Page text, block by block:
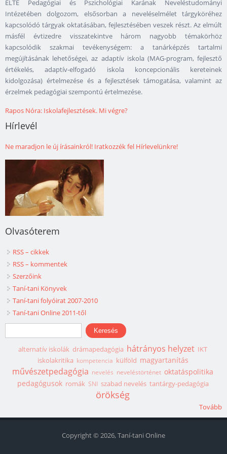
ELTE Pedagógiai és Pszichológiai Karának Neveléstudományi
Intézetében dolgozom, elsősorban a neveléselmélet tárgyköréhez
kapcsolódó tárgyak oktatásában, fejlesztésében veszek részt. Az elmúlt
másfél évtizedre visszatekintve három nagyobb témakörhöz
kapcsolódik szakmai tevékenységem: a tanárképzés tartalmi
megújításának lehetőségei, az adaptív iskola (MAG-program, fejlesztő
értékelés, adaptív-elfogadó iskola koncepcionális kereteinek
kidolgozása) értelmezése és a fejlesztések támogatása, valamint az
érzelmek pedagógiai szempontú értelmezése.
Rapos Nóra: Iskolafejlesztések. Mi végre?
Hírlevél
Ne maradjon le új írásainkról! Iratkozzék fel Hírlevelünkre!
Olvasóterem
RSS – cikkek
RSS – kommentek
Szerzőink
Taní-tani Könyvek
Taní-tani folyóirat 2007-2010
Taní-tani Online 2011-től
Keresés űrlap
Keresés
alternatív iskolák drámapedagógia hátrányos helyzet IKT
iskolakritika kompetencia külföld magyartanítás
művészetpedagógia nevelés neveléstörténet oktatáspolitika
pedagógusok romák SNI szabad nevelés tantárgy-pedagógia
örökség
Tovább
Copyright © 2026, Taní-tani Online